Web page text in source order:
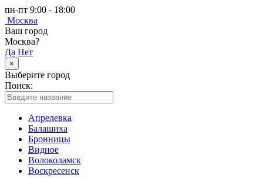
пн-пт 9:00 - 18:00
Москва
Ваш город
Москва?
Да Нет
×
Выберите город
Поиск:
Апрелевка
Балашиха
Бронницы
Видное
Волоколамск
Воскресенск